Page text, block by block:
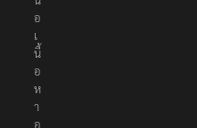
อ
เ
นื้
อ
ห
า
อ